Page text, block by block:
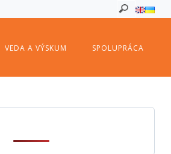
VEDA A VÝSKUM SPOLUPRÁCA